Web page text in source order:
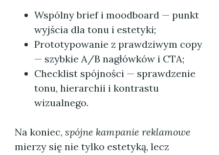
Wspólny brief i moodboard — punkt
wyjścia dla tonu i estetyki;
Prototypowanie z prawdziwym copy
— szybkie A/B nagłówków i CTA;
Checklist spójności — sprawdzenie
tonu, hierarchii i kontrastu
wizualnego.
Na koniec, spójne kampanie reklamowe
mierzy się nie tylko estetyką, lecz